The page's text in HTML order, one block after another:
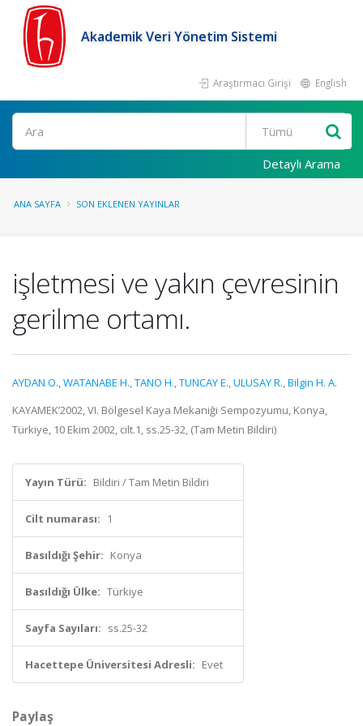
Akademik Veri Yönetim Sistemi
Araştırmacı Girişi English
Ara
Detaylı Arama
ANA SAYFA SON EKLENEN YAYINLAR
işletmesi ve yakın çevresinin
gerilme ortamı.
AYDAN O.,WATANABE H.,TANO H.,TUNCAY E.,ULUSAY R.,Bilgin H. A.
KAYAMEK’2002, VI. Bölgesel Kaya Mekaniği Sempozyumu, Konya,
Türkiye, 10 Ekim 2002, cilt.1, ss.25-32, (Tam Metin Bildiri)
Yayın Türü: Bildiri / Tam Metin Bildiri
Cilt numarası: 1
Basıldığı Şehir: Konya
Basıldığı Ülke: Türkiye
Sayfa Sayıları: ss.25-32
Hacettepe Üniversitesi Adresli: Evet
Paylaş